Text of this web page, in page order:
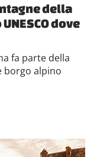
della
dove
fa parte della
borgo alpino